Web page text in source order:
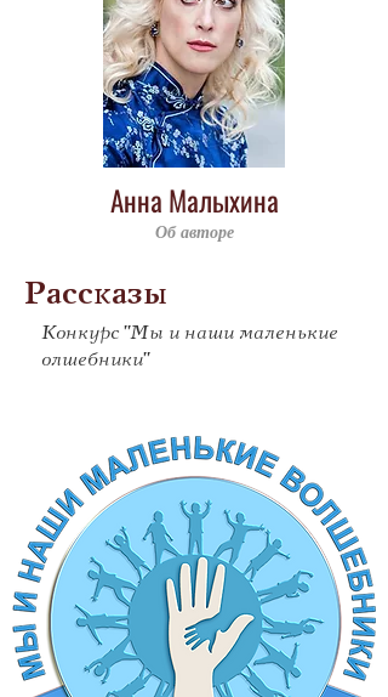
Анна Малыхина
Об авторе
Рассказы
Конкурс "Мы и наши маленькие
олшебники"